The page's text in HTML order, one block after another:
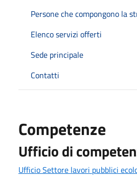
Persone che compongono la
Elenco servizi offerti
Sede principale
Contatti
Competenze
Ufficio di
Ufficio Settore lavori pubblici